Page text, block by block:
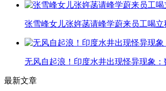
张雪峰女儿张姩菡请峰学蔚来员工喝
无风自起浪！印度水井出现怪异现象
最新文章